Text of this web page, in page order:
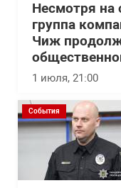
Несмотря на
группа
Чиж
1 июля, 21:00
События